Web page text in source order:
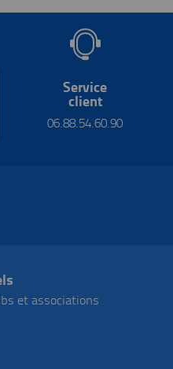
Service
client
06.88.54.60.90
et associations